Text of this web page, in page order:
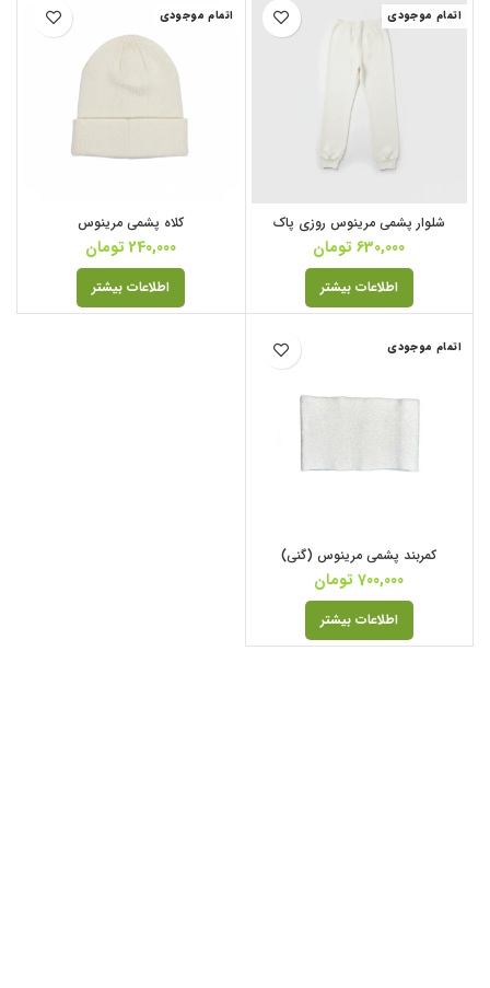
اتمام موجودی
شلوار پشمی مرینوس روزی پاک
630,000 تومان
اطلاعات بیشتر
اتمام موجودی
کلاه پشمی مرینوس
240,000 تومان
اطلاعات بیشتر
اتمام موجودی
کمربند پشمی مرینوس (گنی)
700,000 تومان
اطلاعات بیشتر